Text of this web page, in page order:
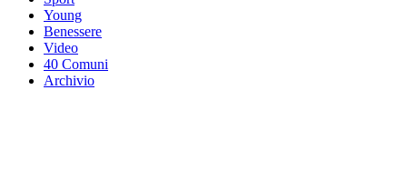
Young
Benessere
Video
40 Comuni
Archivio